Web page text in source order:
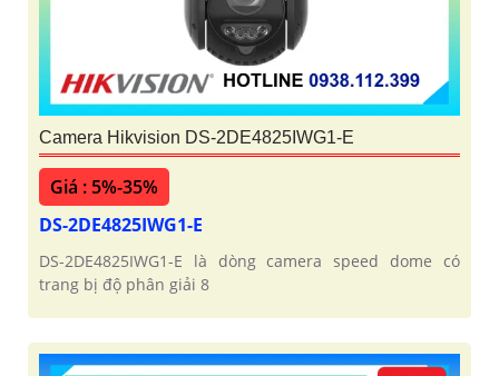
Camera Hikvision DS-2DE4825IWG1-E
Giá : 5%-35%
DS-2DE4825IWG1-E
DS-2DE4825IWG1-E là dòng camera speed dome có
trang bị độ phân giải 8